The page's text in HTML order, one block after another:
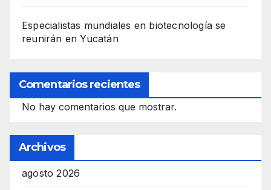
Especialistas mundiales en biotecnología se
reunirán en Yucatán
Comentarios recientes
No hay comentarios que mostrar.
Archivos
agosto 2026